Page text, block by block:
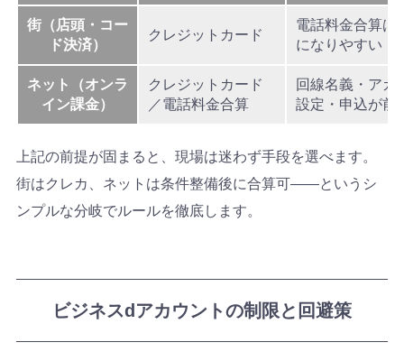
街（店頭・コー
ド決済）
クレジットカード
電話料金合算は
になりやすい
ネット（オンラ
イン課金）
クレジットカード
／電話料金合算
回線名義・アカ
設定・申込が前
上記の前提が固まると、現場は迷わず手段を選べます。
街はクレカ、ネットは条件整備後に合算可――というシ
ンプルな分岐でルールを徹底します。
ビジネスdアカウントの制限と回避策